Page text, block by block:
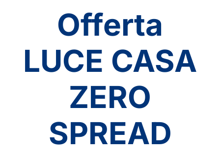
Offerta
LUCE CASA
ZERO
SPREAD